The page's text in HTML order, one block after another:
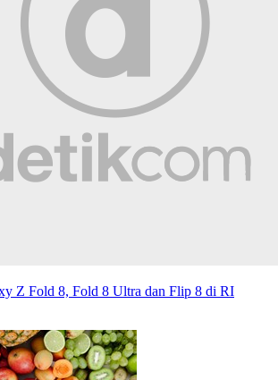
Z Fold 8, Fold 8 Ultra dan Flip 8 di RI